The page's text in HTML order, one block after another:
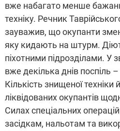
вже набагато менше
техніку. Речник
зауважив, що окупанти
яку кидають на штурм.
піхотними підрозділами. У
вже декілька днів поспіль
Кількість знищеної техніки
ліквідованих окупантів
Силах спеціальних
засідкам, нальотам та